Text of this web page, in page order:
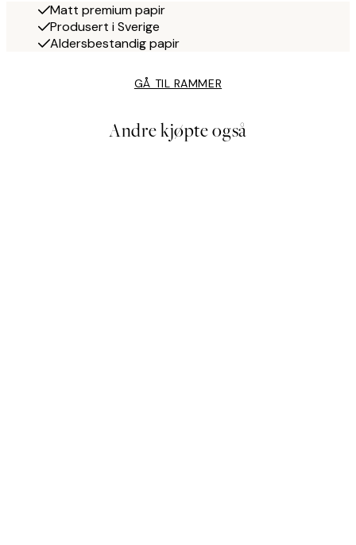
Matt premium papir
Produsert i Sverige
Aldersbestandig papir
GÅ TIL RAMMER
Andre kjøpte også